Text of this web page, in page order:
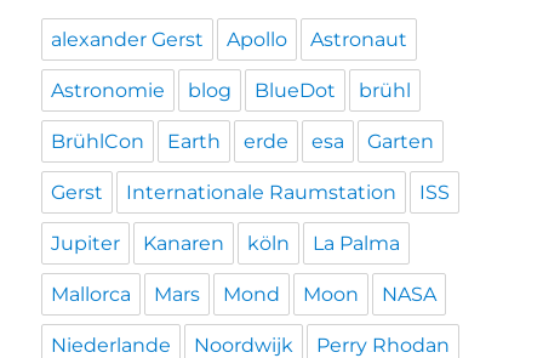
alexander Gerst Apollo Astronaut
Astronomie blog BlueDot brühl
BrühlCon Earth erde esa Garten
Gerst Internationale Raumstation ISS
Jupiter Kanaren köln La Palma
Mallorca Mars Mond Moon NASA
Niederlande Noordwijk Perry Rhodan